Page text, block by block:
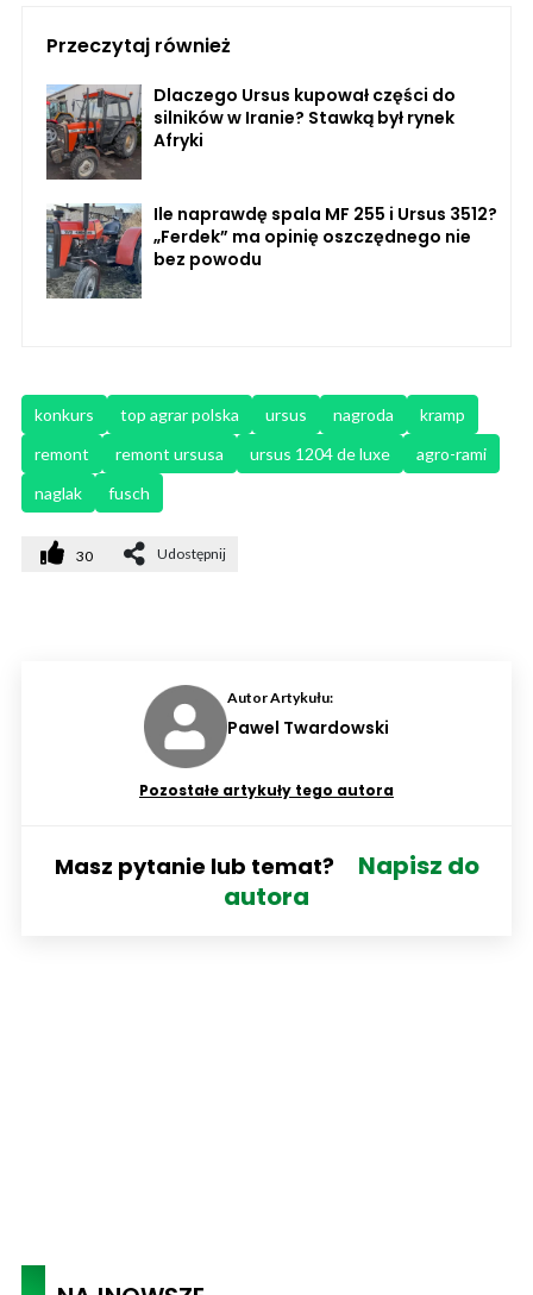
Przeczytaj również
Dlaczego Ursus kupował części do
silników w Iranie? Stawką był rynek
Afryki
Ile naprawdę spala MF 255 i Ursus 3512?
„Ferdek” ma opinię oszczędnego nie
bez powodu
konkurs top agrar polska ursus nagroda
kramp
remont
remont ursusa ursus 1204 de luxe
agro-rami
naglak
fusch
30 Udostępnij
Autor Artykułu:
Pawel Twardowski
Pozostałe artykuły tego autora
Masz pytanie lub temat?
Napisz do
autora